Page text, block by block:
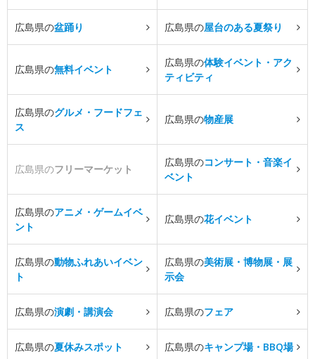
広島県の盆踊り 広島県の屋台のある夏祭り
広島県の無料イベント
広島県の体験イベント・アク
ティビティ
広島県のグルメ・フードフェ
ス
広島県の物産展
広島県のフリーマーケット
広島県のコンサート・音楽イ
ベント
広島県のアニメ・ゲームイベ
ント
広島県の花イベント
広島県の動物ふれあいイベン
ト
広島県の美術展・博物展・展
示会
広島県の演劇・講演会 広島県のフェア
広島県の夏休みスポット 広島県のキャンプ場・BBQ場